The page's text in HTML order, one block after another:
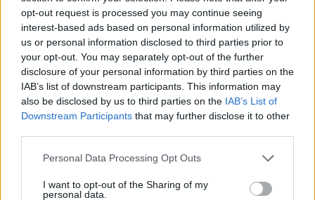
opt-out request is processed you may continue seeing
interest-based ads based on personal information utilized by
us or personal information disclosed to third parties prior to
your opt-out. You may separately opt-out of the further
disclosure of your personal information by third parties on the
IAB’s list of downstream participants. This information may
also be disclosed by us to third parties on the IAB’s List of
Downstream Participants that may further disclose it to other
Personal Data Processing Opt Outs
I want to opt-out of the Sharing of my
personal data.
Storm sykähdytti rannalla